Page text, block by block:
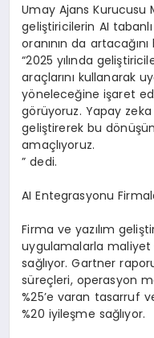
Umay Ajans
geliştiricilerin AI
oranının da
“2025 yılında
araçlarını kullanarak
yöneleceğine işaret
görüyoruz. Yapay zeka
geliştirerek bu
amaçlıyoruz.
” dedi.
AI Entegrasyonu
Firma ve yazılım
uygulamalarla
sağlıyor. Gartner
süreçleri, operasyon
%25’e varan tasarruf
%20 iyileşme sağlıyor.